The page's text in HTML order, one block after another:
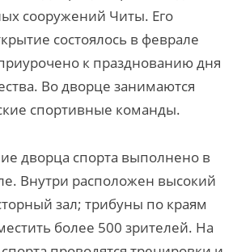
сооружений Читы. Его
состоялось в феврале
к празднованию дня
Во дворце занимаются
спортивные команды.
дворца спорта выполнено в
Внутри расположен высокий
зал; трибуны по краям
более 500 зрителей. На